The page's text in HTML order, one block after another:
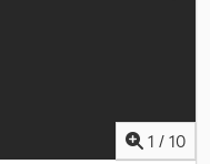
1 / 10